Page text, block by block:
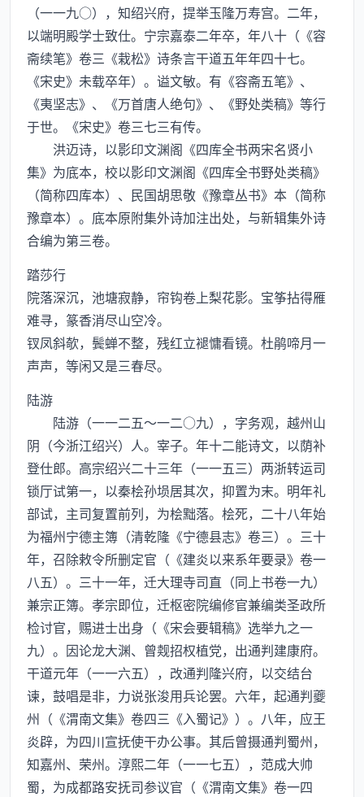
（一一九○），知绍兴府，提举玉隆万寿宫。二年，
以端明殿学士致仕。宁宗嘉泰二年卒，年八十（《容
斋续笔》卷三《栽松》诗条言干道五年年四十七。
《宋史》未载卒年）。谥文敏。有《容斋五笔》、
《夷坚志》、《万首唐人绝句》、《野处类稿》等行
于世。《宋史》卷三七三有传。
洪迈诗，以影印文渊阁《四库全书两宋名贤小
集》为底本，校以影印文渊阁《四库全书野处类稿》
（简称四库本）、民国胡思敬《豫章丛书》本（简称
豫章本）。底本原附集外诗加注出处，与新辑集外诗
合编为第三卷。
踏莎行
院落深沉，池塘寂静，帘钩卷上梨花影。宝筝拈得雁
难寻，篆香消尽山空冷。
钗凤斜欹，鬓蝉不整，残红立褪慵看镜。杜鹃啼月一
声声，等闲又是三春尽。
陆游
陆游（一一二五～一二○九），字务观，越州山
阴（今浙江绍兴）人。宰子。年十二能诗文，以荫补
登仕郎。高宗绍兴二十三年（一一五三）两浙转运司
锁厅试第一，以秦桧孙埙居其次，抑置为末。明年礼
部试，主司复置前列，为桧黜落。桧死，二十八年始
为福州宁德主簿（清乾隆《宁德县志》卷三）。三十
年，召除敕令所删定官（《建炎以来系年要录》卷一
八五）。三十一年，迁大理寺司直（同上书卷一九）
兼宗正簿。孝宗即位，迁枢密院编修官兼编类圣政所
检讨官，赐进士出身（《宋会要辑稿》选举九之一
九）。因论龙大渊、曾觌招权植党，出通判建康府。
干道元年（一一六五），改通判隆兴府，以交结台
谏，鼓唱是非，力说张浚用兵论罢。六年，起通判夔
州（《渭南文集》卷四三《入蜀记》）。八年，应王
炎辟，为四川宣抚使干办公事。其后曾摄通判蜀州，
知嘉州、荣州。淳熙二年（一一七五），范成大帅
蜀，为成都路安抚司参议官（《渭南文集》卷一四